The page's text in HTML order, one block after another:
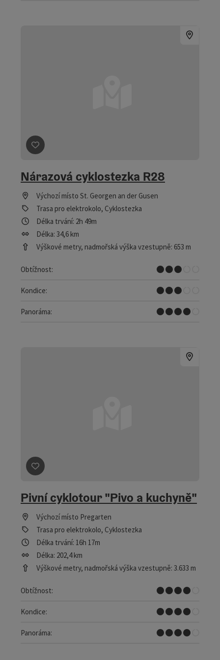
Označit příspěvek
Nárazová cyklostezka R28
Výchozí místo St. Georgen an der Gusen
Trasa pro elektrokolo, Cyklostezka
Délka trvání: 2h 49m
Délka: 34,6 km
Výškové metry, nadmořská výška vzestupně: 653 m
Obtížnost:
Střední
Kondice:
Střední
Panoráma:
Skvělé panorama
Označit příspěvek
Pivní cyklotour "Pivo a kuchyně"
Výchozí místo Pregarten
Trasa pro elektrokolo, Cyklostezka
Délka trvání: 16h 17m
Délka: 202,4 km
Výškové metry, nadmořská výška vzestupně: 3.633 m
Obtížnost:
Těžký, -á,-é
Kondice:
Těžký, -á,-é
Panoráma:
Skvělé panorama